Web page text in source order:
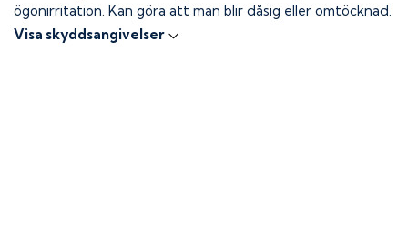
ögonirritation. Kan göra att man blir dåsig eller omtöcknad.
Visa skyddsangivelser